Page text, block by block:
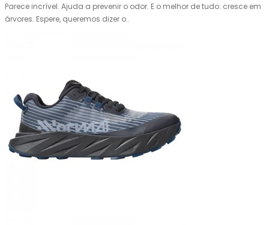
Parece incrível. Ajuda a prevenir o odor. E o melhor de tudo: cresce em
árvores. Espere, queremos dizer o..